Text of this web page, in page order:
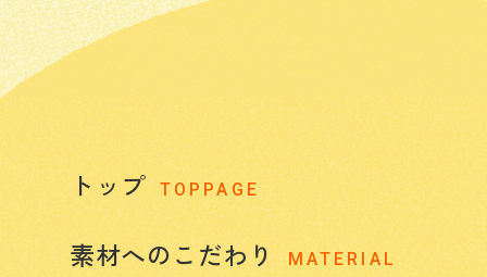
トップ TOPPAGE
素材へのこだわり MATERIAL